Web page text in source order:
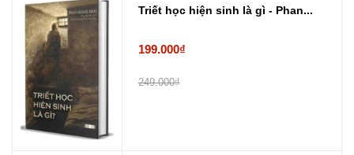
Triết học hiện sinh là gì - Phan...
199.000₫
249.000₫